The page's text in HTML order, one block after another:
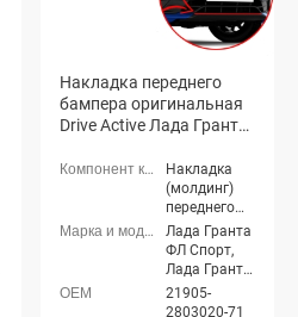
Накладка переднего
бампера оригинальная
Drive Active Лада Гранта
Накладка
(молдинг)
переднего
бампера
Лада Гранта
ФЛ Спорт,
Лада Гранта
ФЛ Драйв
Актив седан,
21905-
2803020-71